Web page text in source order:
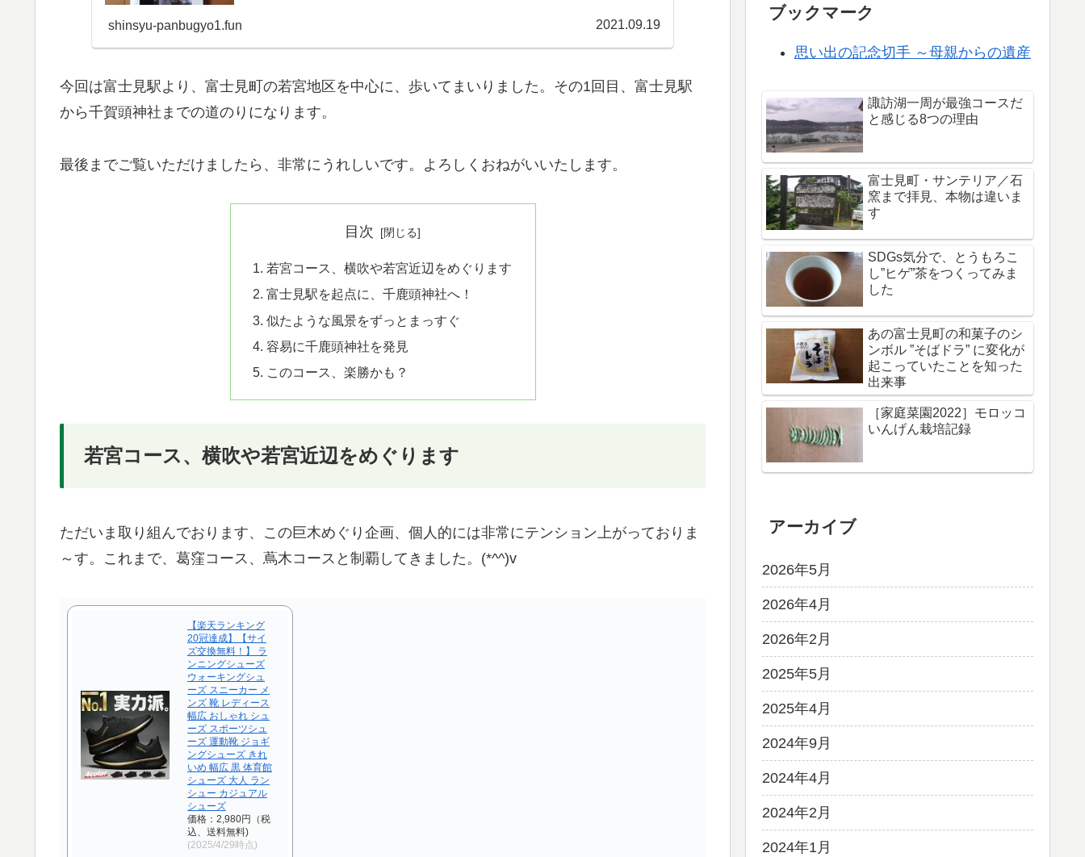
shinsyu-panbugyo1.fun 2021.09.19
今回は富士見駅より、富士見町の若宮地区を中心に、歩いてまいりました。その1回目、富士見駅
から千賀頭神社までの道のりになります。
最後までご覧いただけましたら、非常にうれしいです。よろしくおねがいいたします。
目次
若宮コース、横吹や若宮近辺をめぐります
富士見駅を起点に、千鹿頭神社へ！
似たような風景をずっとまっすぐ
容易に千鹿頭神社を発見
このコース、楽勝かも？
若宮コース、横吹や若宮近辺をめぐります
ただいま取り組んでおります、この巨木めぐり企画、個人的には非常にテンション上がっておりま
～す。これまで、葛窪コース、蔦木コースと制覇してきました。(*^^)v
【楽天ランキング
20冠達成】【サイ
ズ交換無料！】 ラ
ンニングシューズ
ウォーキングシュ
ーズ スニーカー メ
ンズ 靴 レディース
幅広 おしゃれ シュ
ーズ スポーツシュ
ーズ 運動靴 ジョギ
ングシューズ きれ
いめ 幅広 黒 体育館
シューズ 大人 ラン
シュー カジュアル
シューズ
価格：2,980円（税
込、送料無料)
(2025/4/29時点)
ブックマーク
思い出の記念切手 ～母親からの遺産
諏訪湖一周が最強コースだ
と感じる8つの理由
富士見町・サンテリア／石
窯まで拝見、本物は違いま
す
SDGs気分で、とうもろこ
し”ヒゲ”茶をつくってみま
した
あの富士見町の和菓子のシ
ンボル ”そばドラ” に変化が
起こっていたことを知った
出来事
［家庭菜園2022］モロッコ
いんげん栽培記録
アーカイブ
2026年5月
2026年4月
2026年2月
2025年5月
2025年4月
2024年9月
2024年4月
2024年2月
2024年1月